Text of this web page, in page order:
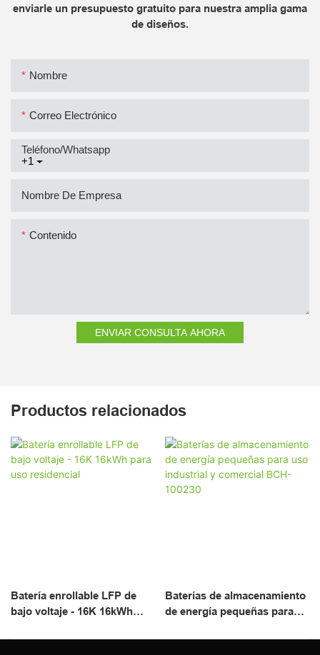
enviarle un presupuesto gratuito para nuestra amplia gama
de diseños.
Nombre
Correo Electrónico
+1
Teléfono/whatsapp
Nombre De Empresa
Contenido
ENVIAR CONSULTA AHORA
Productos relacionados
Batería enrollable LFP de
bajo voltaje - 16K 16kWh
Baterías de almacenamiento
de energía pequeñas para
BCH-100230